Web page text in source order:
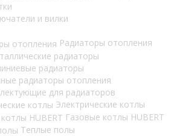
и вилки
Радиаторы отопления
радиаторы
радиаторы
радиаторы отопления
для радиаторов
Электрические котлы
Газовые котлы HUBERT
Теплые полы